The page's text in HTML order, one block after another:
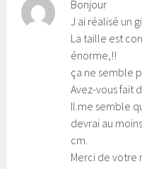
Bonjour
J ai réalisé un
La taille est
énorme,!!
ça ne semble
Avez-vous fait
Il.me semble
devrai au
cm.
Merci de votre